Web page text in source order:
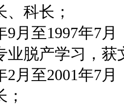
、科长；
至1997年7月
业脱产学习，获
至2001年7月